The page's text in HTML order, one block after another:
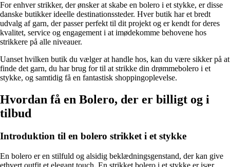
For enhver strikker, der ønsker at skabe en bolero i et stykke, er disse
danske butikker ideelle destinationssteder. Hver butik har et bredt
udvalg af garn, der passer perfekt til dit projekt og er kendt for deres
kvalitet, service og engagement i at imødekomme behovene hos
strikkere på alle niveauer.
Uanset hvilken butik du vælger at handle hos, kan du være sikker på at
finde det garn, du har brug for til at strikke din drømmebolero i et
stykke, og samtidig få en fantastisk shoppingoplevelse.
Hvordan få en Bolero, der er billigt og i
tilbud
Introduktion til en bolero strikket i et stykke
En bolero er en stilfuld og alsidig beklædningsgenstand, der kan give
ethvert outfit et elegant touch. En strikket bolero i et stykke er især